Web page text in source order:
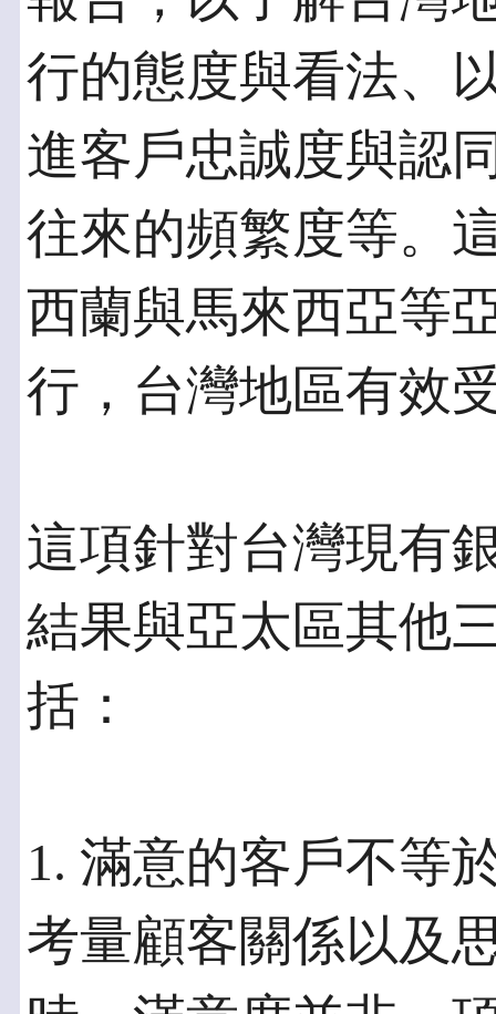
行的態度與看法、
進客戶忠誠度與認
往來的頻繁度等。
西蘭與馬來西亞等
行，台灣地區有效
這項針對台灣現有
結果與亞太區其他
括：
1. 滿意的客戶不等
考量顧客關係以及